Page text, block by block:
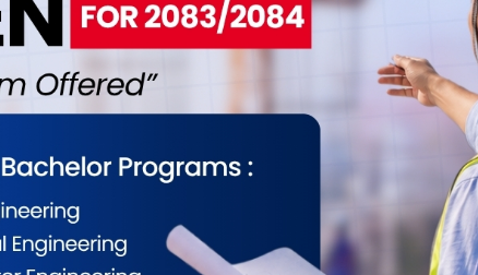
। अनि गैरकानुनी ग्रुपबाट त्यसको हावाबाजी प्रचार
शेयर खरिद गर्दथे ।
गर्ने र गैरकानुनी ग्रुपमार्फत चारसय पुगेको हल्ला
। त्यसपछि उसँगको सकिन्थ्यो, अनि बाँकी फस्थे ।
लिएर अनुसन्धान गर्दै आएको छ । उनी विरुद्ध विभिन्न
ठगी गरेको आरोप छ । उनी विरुद्ध धितोपत्र बोर्डले
अग्रवालले सस्तोमा सेयर खरिद गर्ने र महँगोमा बिक्री गर्ने